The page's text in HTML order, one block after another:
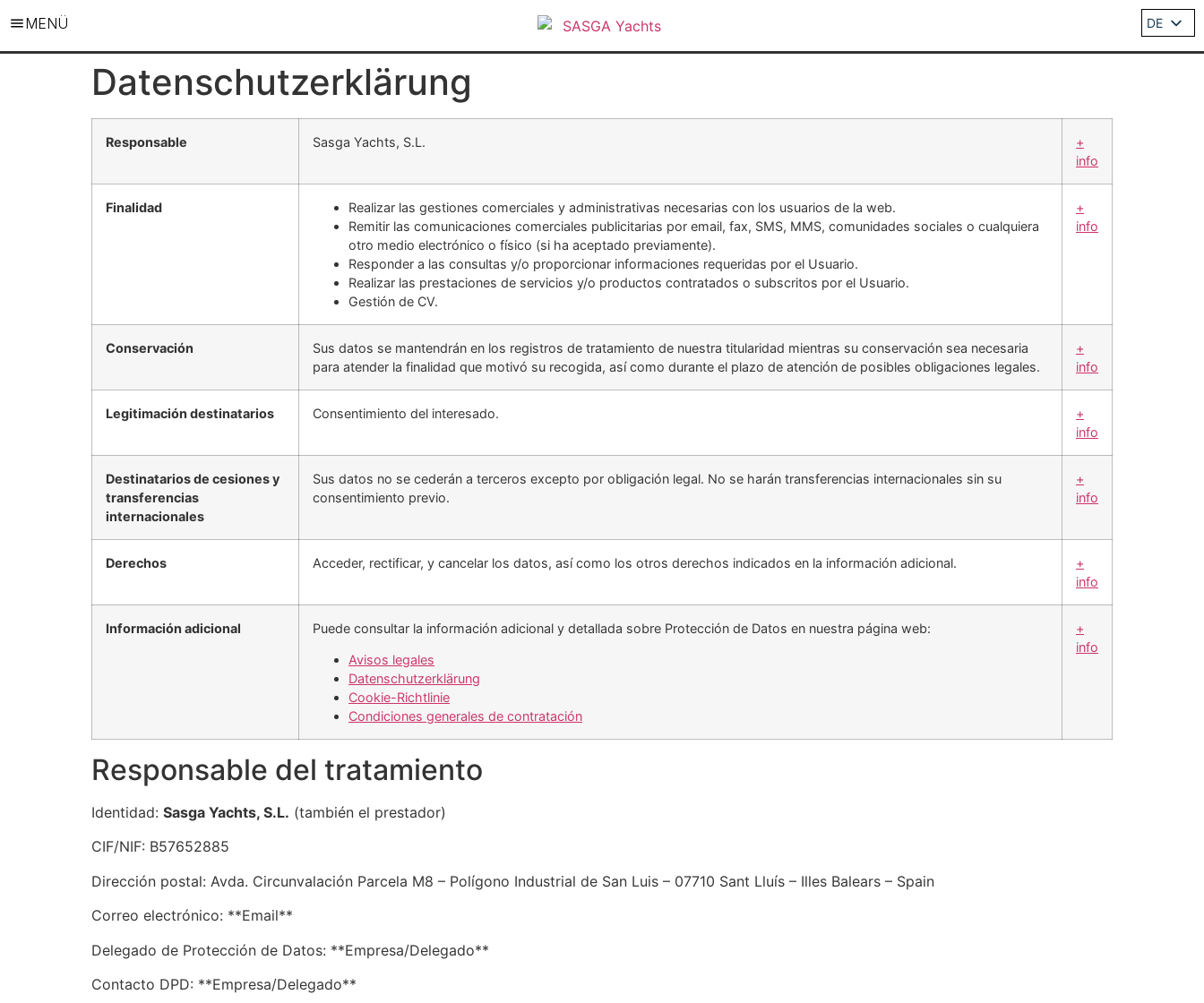
MENÜ
DE
ES
Datenschutzerklärung
Responsable Sasga Yachts, S.L.
+
info
Finalidad
Realizar las gestiones comerciales y administrativas necesarias con los usuarios de la web.
Remitir las comunicaciones comerciales publicitarias por email, fax, SMS, MMS, comunidades sociales o cualquiera
otro medio electrónico o físico (si ha aceptado previamente).
Responder a las consultas y/o proporcionar informaciones requeridas por el Usuario.
Realizar las prestaciones de servicios y/o productos contratados o subscritos por el Usuario.
Gestión de CV.
+
info
Conservación
Sus datos se mantendrán en los registros de tratamiento de nuestra titularidad mientras su conservación sea necesaria
para atender la finalidad que motivó su recogida, así como durante el plazo de atención de posibles obligaciones legales.
+
info
Legitimación destinatarios Consentimiento del interesado.
+
info
Destinatarios de cesiones y
transferencias
internacionales
Sus datos no se cederán a terceros excepto por obligación legal. No se harán transferencias internacionales sin su
consentimiento previo.
+
info
Derechos Acceder, rectificar, y cancelar los datos, así como los otros derechos indicados en la información adicional.
+
info
Información adicional Puede consultar la información adicional y detallada sobre Protección de Datos en nuestra página web:
​Avisos legales
Datenschutzerklärung
Cookie-Richtlinie
Condiciones generales de contratación
+
info
Responsable del tratamiento
Identidad: Sasga Yachts, S.L.​​ (también el prestador)
CIF/NIF: B57652885
Dirección postal: Avda. Circunvalación Parcela M8 – Polígono Industrial de San Luis – 07710 Sant Lluís – Illes Balears – Spain
Correo electrónico: **Email**
Delegado de Protección de Datos: **Empresa/Delegado**
Contacto DPD: **Empresa/Delegado**